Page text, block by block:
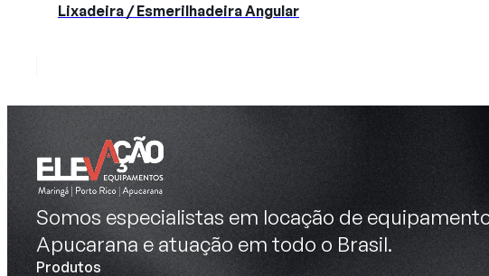
Lixadeira / Esmerilhadeira Angular
Somos especialistas em locação de
Apucarana e atuação em todo o Brasil.
Produtos